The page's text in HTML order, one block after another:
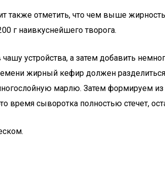
также отметить, что чем выше
г наивкуснейшего творога.
устройства, а затем добавить
жирный кефир должен
марлю. Затем формируем
время сыворотка полностью стечет,